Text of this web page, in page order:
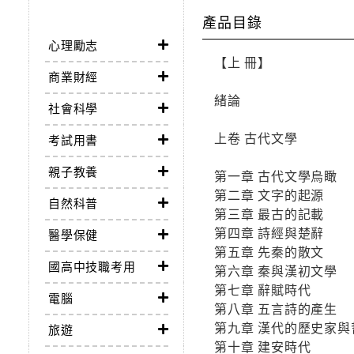
心理勵志
商業財經
社會科學
考試用書
親子教養
自然科普
醫學保健
國高中技職考用
電腦
旅遊
產品目錄
【上 冊】
緒論
上卷 古代文學
第一章 古代文學烏瞰
第二章 文字的起源
第三章 最古的記載
第四章 詩經與楚辭
第五章 先秦的散文
第六章 秦與漢初文學
第七章 辭賦時代
第八章 五言詩的產生
第九章 漢代的歷史家
第十章 建安時代